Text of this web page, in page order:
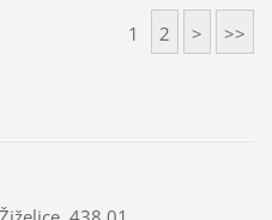
1 2 > >>